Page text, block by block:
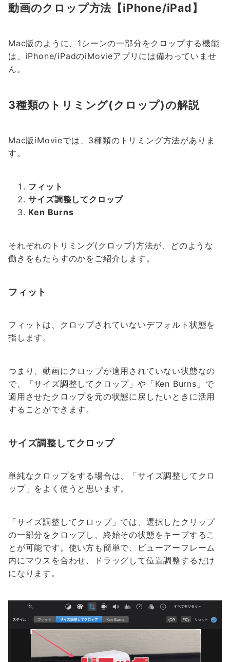
動画のクロップ方法【iPhone/iPad】
Mac版のように、1シーンの一部分をクロップする機能
は、iPhone/iPadのiMovieアプリには備わっていませ
ん。
3種類のトリミング(クロップ)の解説
Mac版iMovieでは、3種類のトリミング方法がありま
す。
フィット
サイズ調整してクロップ
Ken Burns
それぞれのトリミング(クロップ)方法が、どのような
働きをもたらすのかをご紹介します。
フィット
フィットは、クロップされていないデフォルト状態を
指します。
つまり、動画にクロップが適用されていない状態なの
で、「サイズ調整してクロップ」や「Ken Burns」で
適用させたクロップを元の状態に戻したいときに活用
することができます。
サイズ調整してクロップ
単純なクロップをする場合は、「サイズ調整してクロ
ップ」をよく使うと思います。
「サイズ調整してクロップ」では、選択したクリップ
の一部分をクロップし、終始その状態をキープするこ
とが可能です。使い方も簡単で、ビューアーフレーム
内にマウスを合わせ、ドラッグして位置調整するだけ
になります。